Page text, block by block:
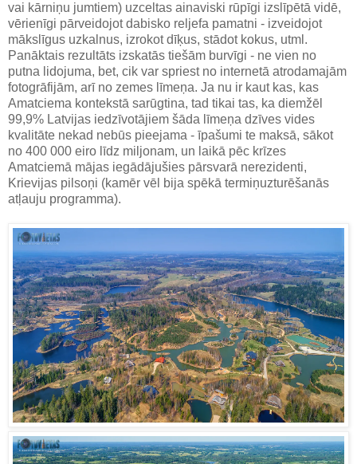
vai kārniņu jumtiem) uzceltas ainaviski rūpīgi izslīpētā vidē,
vērienīgi pārveidojot dabisko reljefa pamatni - izveidojot
mākslīgus uzkalnus, izrokot dīķus, stādot kokus, utml.
Panāktais rezultāts izskatās tiešām burvīgi - ne vien no
putna lidojuma, bet, cik var spriest no internetā atrodamajām
fotogrāfijām, arī no zemes līmeņa. Ja nu ir kaut kas, kas
Amatciema kontekstā sarūgtina, tad tikai tas, ka diemžēl
99,9% Latvijas iedzīvotājiem šāda līmeņa dzīves vides
kvalitāte nekad nebūs pieejama - īpašumi te maksā, sākot
no 400 000 eiro līdz miljonam, un laikā pēc krīzes
Amatciemā mājas iegādājušies pārsvarā nerezidenti,
Krievijas pilsoņi (kamēr vēl bija spēkā termiņuzturēšanās
atļauju programma).